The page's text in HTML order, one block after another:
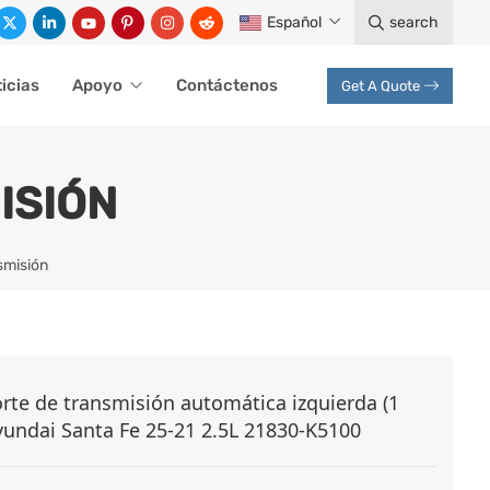
Español search
Apoyo Contáctenos Get A Quote
de transmisión automática izquierda (1
Santa Fe 25-21 2.5L 21830-K5100